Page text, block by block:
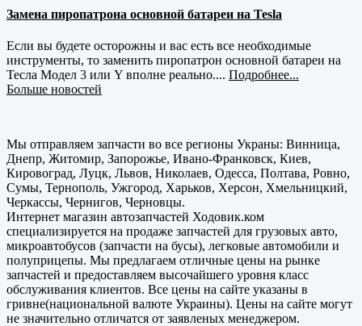
Замена пиропатрона основной батареи на Tesla
Если вы будете осторожны и вас есть все необходимые
инструменты, то заменить пиропатрон основной батареи на
Тесла Модел 3 или Y вполне реально.... Подробнее...
Больше новостей
Мы отправляем запчасти во все регионы Украны: Винница,
Днепр, Житомир, Запорожье, Ивано-Франковск, Киев,
Кировоград, Луцк, Львов, Николаев, Одесса, Полтава, Ровно,
Сумы, Тернополь, Ужгород, Харьков, Херсон, Хмельницкий,
Черкассы, Чернигов, Черновцы.
Интернет магазин автозапчастей Ходовик.ком
специализируется на продаже запчастей для грузовых авто,
микроавтобусов (запчасти на бусы), легковые автомобили и
полуприцепы. Мы предлагаем отличные цены на рынке
запчастей и предоставляем высочайшего уровня класс
обслуживания клиентов. Все цены на сайте указаны в
гривне(национальной валюте Украины). Цены на сайте могут
не значительно отличатся от заявленых менеджером.